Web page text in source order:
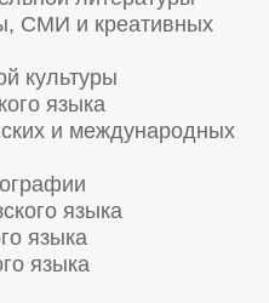
СМИ и креативных
культуры
языка
и международных
языка
языка
языка